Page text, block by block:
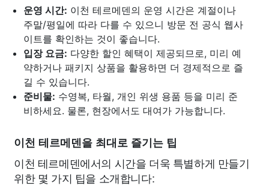
운영 시간: 이천 테르메덴의 운영 시간은 계절이나
주말/평일에 따라 다를 수 있으니 방문 전 공식 웹사
이트를 확인하는 것이 좋습니다.
입장 요금: 다양한 할인 혜택이 제공되므로, 미리 예
약하거나 패키지 상품을 활용하면 더 경제적으로 즐
길 수 있습니다.
준비물: 수영복, 타월, 개인 위생 용품 등을 미리 준
비하세요. 물론, 현장에서도 대여가 가능합니다.
이천 테르메덴을 최대로 즐기는 팁
이천 테르메덴에서의 시간을 더욱 특별하게 만들기
위한 몇 가지 팁을 소개합니다: